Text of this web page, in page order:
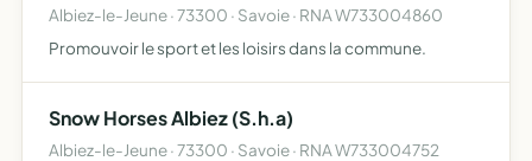
Albiez-le-Jeune · 73300 · Savoie · RNA W733004860
Promouvoir le sport et les loisirs dans la commune.
Snow Horses Albiez (S.h.a)
Albiez-le-Jeune · 73300 · Savoie · RNA W733004752